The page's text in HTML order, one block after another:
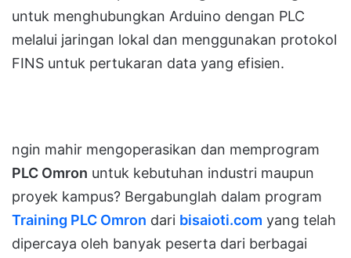
untuk menghubungkan Arduino dengan PLC
melalui jaringan lokal dan menggunakan protokol
FINS untuk pertukaran data yang efisien.
ngin mahir mengoperasikan dan memprogram
PLC Omron untuk kebutuhan industri maupun
proyek kampus? Bergabunglah dalam program
Training PLC Omron dari bisaioti.com yang telah
dipercaya oleh banyak peserta dari berbagai